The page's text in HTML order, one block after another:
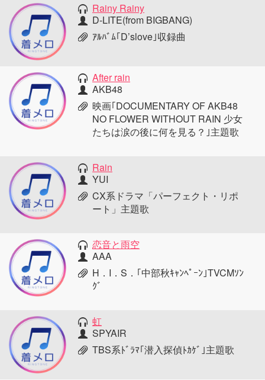
Rainy Rainy
D-LITE(from BIGBANG)
ｱﾙﾊﾞﾑ｢D’slove｣収録曲
After rain
AKB48
映画｢DOCUMENTARY OF AKB48
NO FLOWER WITHOUT RAIN 少女
たちは涙の後に何を見る？｣主題歌
Rain
YUI
CX系ドラマ「パーフェクト・リポ
ート」主題歌
恋音と雨空
AAA
H．I．S．｢中部秋ｷｬﾝﾍﾟｰﾝ｣TVCMｿﾝ
ｸﾞ
虹
SPYAIR
TBS系ﾄﾞﾗﾏ｢潜入探偵ﾄｶｹﾞ｣主題歌